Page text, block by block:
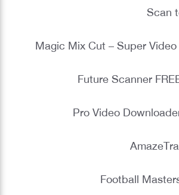
Scan
Magic Mix Cut – Super
Future Scanner
Pro Video
Football